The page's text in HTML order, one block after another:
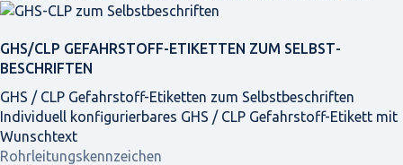
GHS/CLP GEFAHRSTOFF-ETIKETTEN ZUM SELBST­
BESCHRIFTEN
GHS / CLP Gefahrstoff-Etiketten zum Selbstbeschriften
Individuell konfigurierbares GHS / CLP Gefahrstoff-Etikett mit
Wunschtext
Rohrleitungskennzeichen